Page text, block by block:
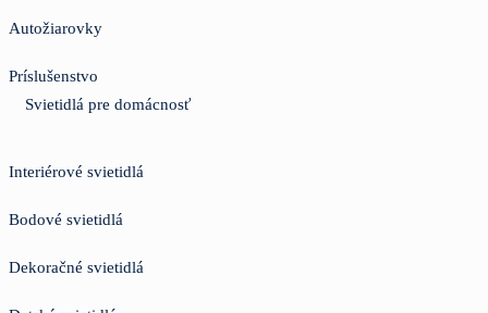
Autožiarovky
Príslušenstvo
Svietidlá pre domácnosť
Interiérové svietidlá
Bodové svietidlá
Dekoračné svietidlá